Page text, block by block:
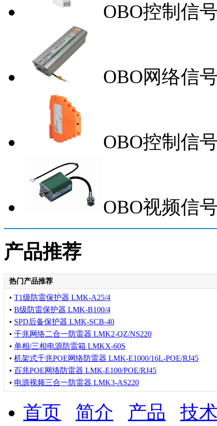
OBO控制信
OBO网络信
OBO控制信
OBO视频信
产品推荐
热门产品推荐
• T1级防雷保护器 LMK-A25/4
• B级防雷保护器 LMK-B100/4
• SPD后备保护器 LMK-SCB-40
• 千兆网络二合一防雷器 LMK2-QZ/NS220
• 单相/三相电源防雷箱 LMKX-60S
• 机架式千兆POE网络防雷器 LMK-E1000/16L-POE/RJ45
• 百兆POE网络防雷器 LMK-E100/POE/RJ45
• 电源视频三合一防雷器 LMK3-AS220
首页 简介 产品
技